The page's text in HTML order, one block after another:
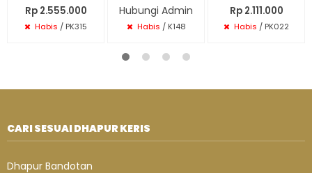
Rp 2.555.000
Habis / PK315
Hubungi Admin
Habis / K148
Rp 2.111.000
Habis / PK022
CARI SESUAI DHAPUR KERIS
Dhapur Bandotan